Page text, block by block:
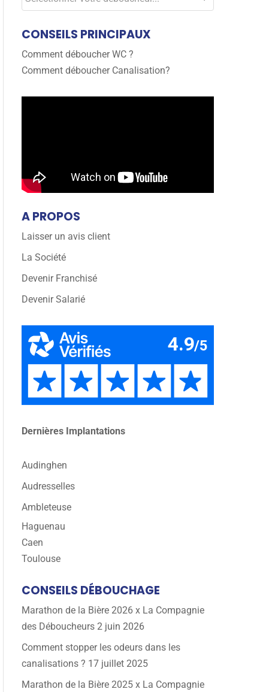
CONSEILS PRINCIPAUX
Comment déboucher WC ?
Comment déboucher Canalisation?
A PROPOS
Laisser un avis client
La Société
Devenir Franchisé
Devenir Salarié
Dernières Implantations
Audinghen
Audresselles
Ambleteuse
Haguenau
Caen
Toulouse
CONSEILS DÉBOUCHAGE
Marathon de la Bière 2026 x La Compagnie
des Déboucheurs 2 juin 2026
Comment stopper les odeurs dans les
canalisations ? 17 juillet 2025
Marathon de la Bière 2025 x La Compagnie